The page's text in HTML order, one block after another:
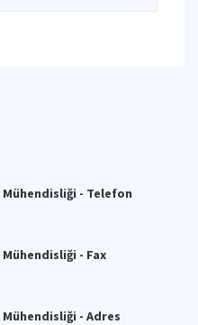
- Telefon
- Fax
- Adres